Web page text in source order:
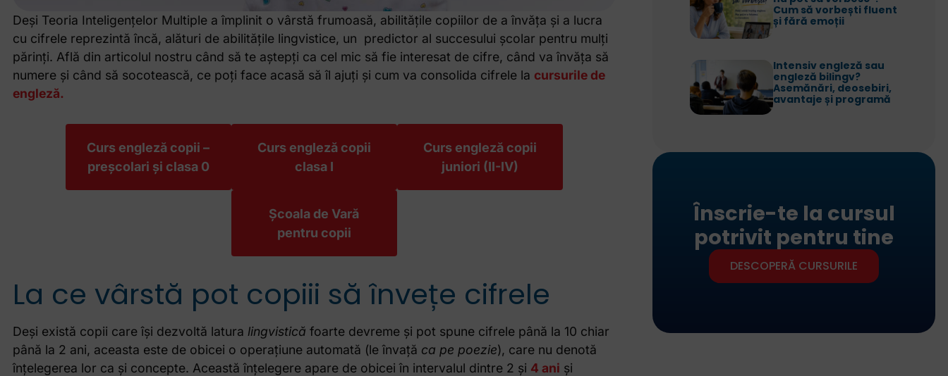
Deși Teoria Inteligențelor Multiple a împlinit o vârstă frumoasă, abilitățile copiilor de a învăța și a lucra
cu cifrele reprezintă încă, alături de abilitățile lingvistice, un predictor al succesului școlar pentru mulți
părinți. Află din articolul nostru când să te aștepți ca cel mic să fie interesat de cifre, când va învăța să
numere și când să socotească, ce poți face acasă să îl ajuți și cum va consolida cifrele la cursurile de
engleză.
Curs engleză copii –
preșcolari și clasa 0
Curs engleză copii
clasa I
Curs engleză copii
juniori (II-IV)
Școala de Vară
pentru copii
La ce vârstă pot copiii să învețe cifrele
Deși există copii care își dezvoltă latura lingvistică foarte devreme și pot spune cifrele până la 10 chiar
până la 2 ani, aceasta este de obicei o operațiune automată (le învață ca pe poezie), care nu denotă
înțelegerea lor ca și concepte. Această înțelegere apare de obicei în intervalul dintre 2 și 4 ani și
Cum să vorbești fluent
și fără emoții
Intensiv engleză sau
engleză bilingv?
Asemănări, deosebiri,
avantaje și programă
Înscrie-te la cursul
potrivit pentru tine
DESCOPERĂ CURSURILE